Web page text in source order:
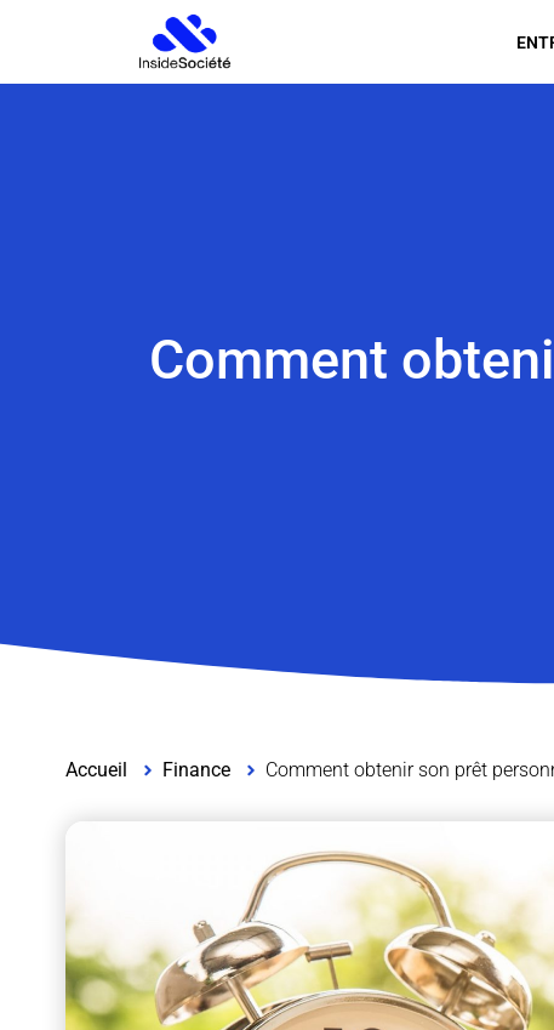
Comment
Accueil Finance Comment obtenir son prêt